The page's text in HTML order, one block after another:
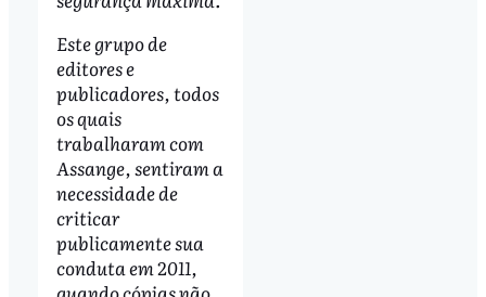
Este grupo de
editores e
publicadores, todos
os quais
trabalharam com
Assange, sentiram a
necessidade de
criticar
publicamente sua
conduta em 2011,